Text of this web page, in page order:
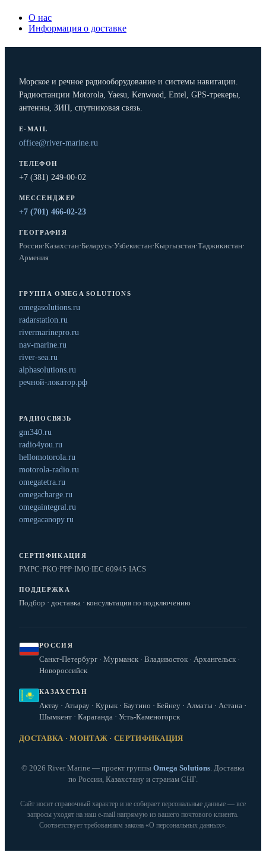
О нас
Информация о доставке
Морское и речное радиооборудование и системы навигации.
Радиостанции Motorola, Yaesu, Kenwood, Entel, GPS-трекеры,
антенны, ЗИП, спутниковая связь.
E-MAIL
office@river-marine.ru
ТЕЛЕФОН
+7 (381) 249-00-02
МЕССЕНДЖЕР
+7 (701) 466-02-23
ГЕОГРАФИЯ
Россия·Казахстан·Беларусь·Узбекистан·Кыргызстан·Таджикистан·
Армения
ГРУППА OMEGA SOLUTIONS
omegasolutions.ru
radarstation.ru
rivermarinepro.ru
nav-marine.ru
river-sea.ru
alphasolutions.ru
речной-локатор.рф
РАДИОСВЯЗЬ
gm340.ru
radio4you.ru
hellomotorola.ru
motorola-radio.ru
omegatetra.ru
omegacharge.ru
omegaintegral.ru
omegacanopy.ru
СЕРТИФИКАЦИЯ
РМРС·РКО·РРР·IMO·IEC 60945·IACS
ПОДДЕРЖКА
Подбор · доставка · консультация по подключению
РОССИЯ
Санкт-Петербург · Мурманск · Владивосток · Архангельск ·
Новороссийск
КАЗАХСТАН
Актау · Атырау · Курык · Баутино · Бейнеу · Алматы · Астана ·
Шымкент · Караганда · Усть-Каменогорск
ДОСТАВКА · МОНТАЖ · СЕРТИФИКАЦИЯ
© 2026 River Marine — проект группы Omega Solutions. Доставка
по России, Казахстану и странам СНГ.
Сайт носит справочный характер и не собирает персональные данные — все
запросы уходят на наш e‑mail напрямую из вашего почтового клиента.
Соответствует требованиям закона «О персональных данных».